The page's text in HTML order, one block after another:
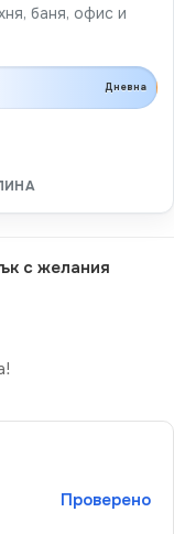
баня, офис и
Дневна
с желания
Проверено